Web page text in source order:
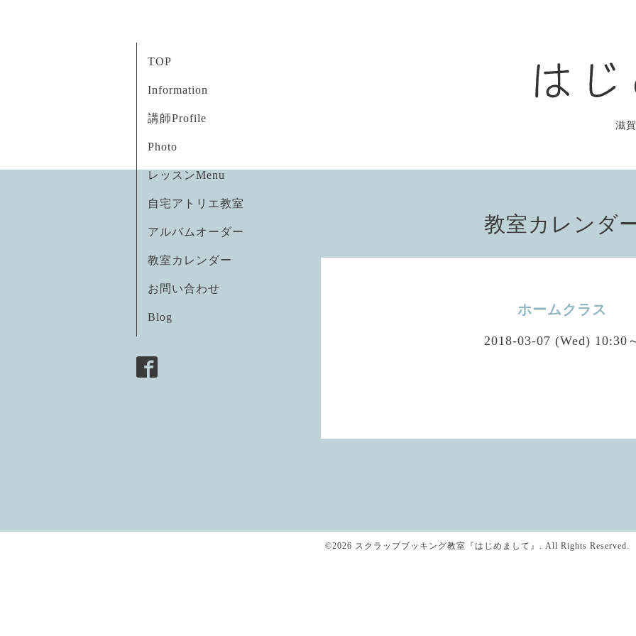
滋
TOP
Information
講師Profile
Photo
レッスンMenu
自宅アトリエ教室
アルバムオーダー
教室カレンダー
お問い合わせ
Blog
教室カレンダ
ホームクラス
2018-03-07 (Wed) 10:30
©2026 スクラップブッキング教室『はじめまして』 . All Rights Reserved.